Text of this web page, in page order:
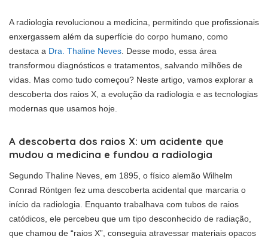
A radiologia revolucionou a medicina, permitindo que profissionais
enxergassem além da superfície do corpo humano, como
destaca a Dra. Thaline Neves. Desse modo, essa área
transformou diagnósticos e tratamentos, salvando milhões de
vidas. Mas como tudo começou? Neste artigo, vamos explorar a
descoberta dos raios X, a evolução da radiologia e as tecnologias
modernas que usamos hoje.
A descoberta dos raios X: um acidente que
mudou a medicina e fundou a radiologia
Segundo Thaline Neves, em 1895, o físico alemão Wilhelm
Conrad Röntgen fez uma descoberta acidental que marcaria o
início da radiologia. Enquanto trabalhava com tubos de raios
catódicos, ele percebeu que um tipo desconhecido de radiação,
que chamou de “raios X”, conseguia atravessar materiais opacos